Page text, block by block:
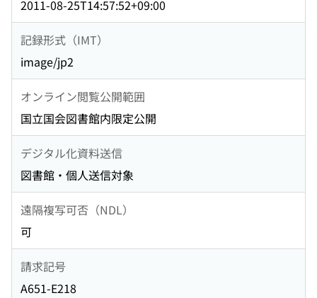
2011-08-25T14:57:52+09:00
記録形式（IMT）
image/jp2
オンライン閲覧公開範囲
国立国会図書館内限定公開
デジタル化資料送信
図書館・個人送信対象
遠隔複写可否（NDL）
可
請求記号
A651-E218